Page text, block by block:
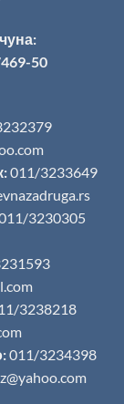
50
011/3233649
3230305
3238218
011/3234398